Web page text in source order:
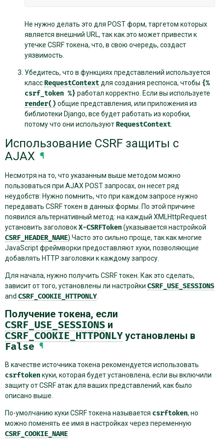
Не нужно делать это для POST форм, таргетом которых
является внешний URL, так как это может привести к
утечке CSRF токена, что, в свою очередь, создаст
уязвимость.
Убедитесь, что в функциях представлений используется
классRequestContextдля создания респонса, чтобы {%
csrf_token %} работал корректно. Если вы используете
render() общие представления, или приложения из
библиотеки Django, все будет работать из коробки,
потому что они используютRequestContext.
Использование CSRF защиты с
AJAX ¶
Несмотря на то, что указанным выше методом можно
пользоваться при AJAX POST запросах, он несет ряд
неудобств: Нужно помнить, что при каждом запросе нужно
передавать CSRF токен в данных формы. По этой причине
появился альтернативный метод: на каждый XMLHttpRequest
установить заголовокX-CSRFToken(указывается настройкой
CSRF_HEADER_NAME).Часто это сильно проще, так как многие
JavaScript фреймворки предоставляют хуки, позволяющие
добавлять HTTP заголовки к каждому запросу.
Для начала, нужно получить CSRF токен. Как это сделать,
зависит от того, установлены ли настройки CSRF_USE_SESSIONS
and CSRF_COOKIE_HTTPONLY.
Получение токена, если
CSRF_USE_SESSIONS и
CSRF_COOKIE_HTTPONLY установлены в
False ¶
В качестве источника токена рекомендуется использовать
csrftokenкуки, которая будет установлена, если вы включили
защиту от CSRF атак для ваших представлений, как было
описано выше.
По-умолчанию куки CSRF токена называется csrftoken, но
можно поменять ее имя в настройках через переменную
CSRF_COOKIE_NAME